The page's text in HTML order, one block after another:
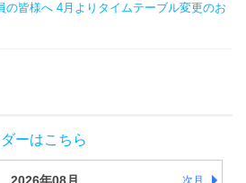
の皆様へ 4月よりタイムテーブル変更のお
ーはこちら